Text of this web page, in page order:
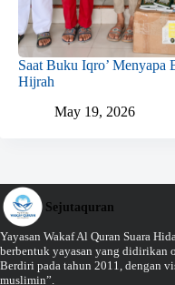
Saat Buku Iqro’ Menyapa
Hijrah
May 19, 2026
Sejutaquran
Yayasan Wakaf Al Quran Suara
berbentuk yayasan yang didirikan
Berdiri pada tahun 2011, dengan
muslimin”.